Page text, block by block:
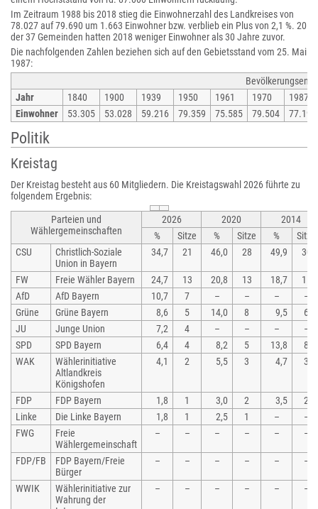
Im Zeitraum 1988 bis 2018 stieg die Einwohnerzahl des Landkreises von
78.027 auf 79.690 um 1.663 Einwohner bzw. verblieb ein Plus von 2,1 %. 20
der 37 Gemeinden hatten 2018 weniger Einwohner als 30 Jahre zuvor.
Die nachfolgenden Zahlen beziehen sich auf den Gebietsstand vom 25. Mai
1987:
Jahr
1840 1900 1939 1950 1961 1970
1987
Einwohner
53.305 53.028 59.216 79.359 75.585 79.504 77.197
Politik
Kreistag
Der Kreistag besteht aus 60 Mitgliedern. Die Kreistagswahl 2026 führte zu
folgendem Ergebnis:
Parteien und
Wählergemeinschaften
2026 2020
2014
%
Sitze % Sitze %
Sitze
CSU
Christlich-Soziale
Union in Bayern
34,7 21 46,0 28 49,9 30
FW Freie Wähler Bayern 24,7 13 20,8 13 18,7
11
AfD
AfD Bayern 10,7 7 – – –
–
Grüne
Grüne Bayern 8,6 5 14,0 8 9,5
6
JU
Junge Union 7,2 4 – – –
–
SPD
SPD Bayern 6,4 4 8,2 5 13,8
8
WAK
Wählerinitiative
Altlandkreis
Königshofen
4,1 2 5,5 3 4,7 3
FDP FDP Bayern 1,8 1 3,0 2 3,5
2
Linke
Die Linke Bayern 1,8 1 2,5 1 –
–
FWG
Freie
Wählergemeinschaft
– – – – – –
FDP/FB
FDP Bayern/Freie
Bürger
– – – – – –
WWIK
Wählerinitiative zur
Wahrung der
– – – – – –